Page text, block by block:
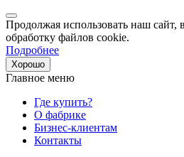
Продолжая использовать наш сайт,
обработку файлов cookie.
Подробнее
Хорошо
Главное меню
Где купить?
О фабрике
Бизнес-клиентам
Контакты